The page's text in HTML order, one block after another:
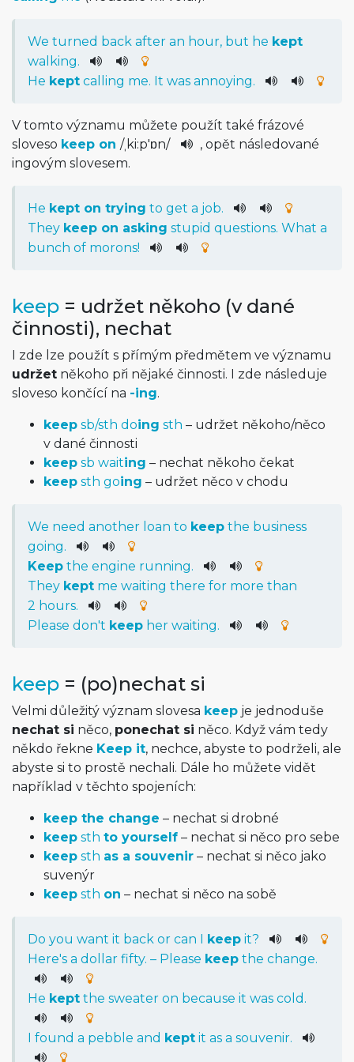
We turned back after an hour, but he kept
walking.
He kept calling me. It was annoying.
V tomto významu můžete použít také frázové
sloveso keep on /ˌki:p'ɒn/
, opět následované
ingovým slovesem.
He kept on trying to get a job.
They keep on asking stupid questions. What a
bunch of morons!
keep = udržet někoho (v dané
činnosti), nechat
I zde lze použít s přímým předmětem ve významu
udržet někoho při nějaké činnosti. I zde následuje
sloveso končící na -ing.
keep sb/sth doing sth – udržet někoho/něco
v dané činnosti
keep sb waiting – nechat někoho čekat
keep sth going – udržet něco v chodu
We need another loan to keep the business
going.
Keep the engine running.
They kept me waiting there for more than
2 hours.
Please don't keep her waiting.
keep = (po)nechat si
Velmi důležitý význam slovesa keep je jednoduše
nechat si něco, ponechat si něco. Když vám tedy
někdo řekne Keep it, nechce, abyste to podrželi, ale
abyste si to prostě nechali. Dále ho můžete vidět
například v těchto spojeních:
keep the change – nechat si drobné
keep sth to yourself – nechat si něco pro sebe
keep sth as a souvenir – nechat si něco jako
suvenýr
keep sth on – nechat si něco na sobě
Do you want it back or can I keep it?
Here's a dollar fifty. – Please keep the change.
He kept the sweater on because it was cold .
I found a pebble and kept it as a souvenir.